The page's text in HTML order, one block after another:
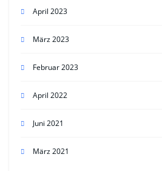
April 2023
März 2023
Februar 2023
April 2022
Juni 2021
März 2021